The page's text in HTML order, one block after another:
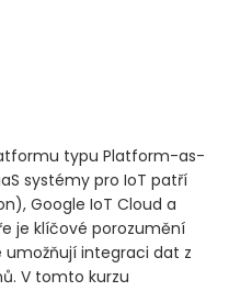
typu Platform-as-
systémy pro IoT patří
Google IoT Cloud a
je klíčové porozumění
integraci dat z
V tomto kurzu